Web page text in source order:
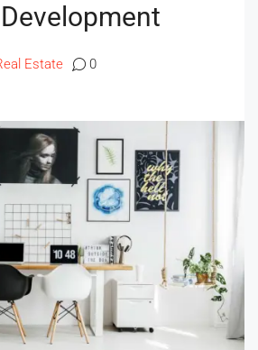
Estate 0